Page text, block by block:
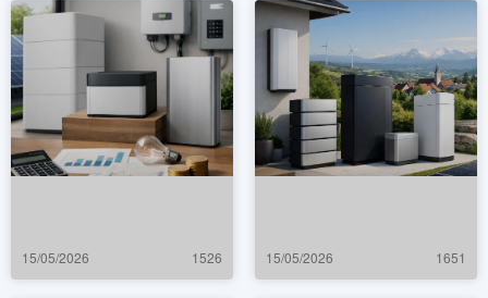
15/05/2026 1526 15/05/2026 1651